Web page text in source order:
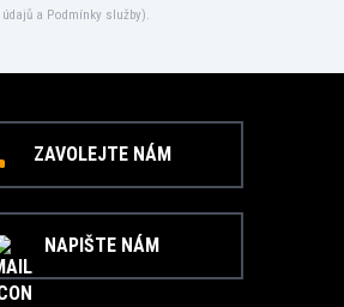
údajůa Podmínky služby).
ZAVOLEJTE NÁM
NAPIŠTE NÁM